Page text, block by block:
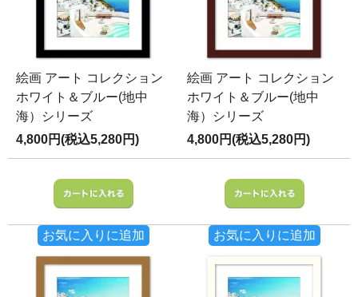
絵画 アート コレクション
ホワイト＆ブルー(地中
海）シリーズ
4,800円(税込5,280円)
お気に入りに追加
絵画 アート コレクション
ホワイト＆ブルー(地中
海）シリーズ
4,800円(税込5,280円)
お気に入りに追加